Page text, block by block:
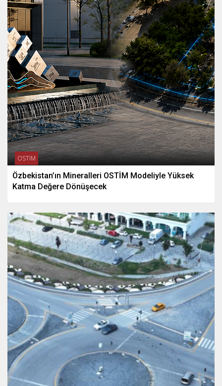
OSTİM
Özbekistan’ın Mineralleri OSTİM Modeliyle Yüksek
Katma Değere Dönüşecek